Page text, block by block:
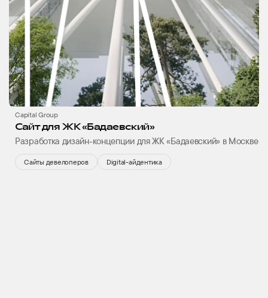
Capital Group
Сайт для ЖК «Бадаевский»
Разработка дизайн-концепции для ЖК «Бадаевский» в Москве
Сайты девелоперов Digital-айдентика